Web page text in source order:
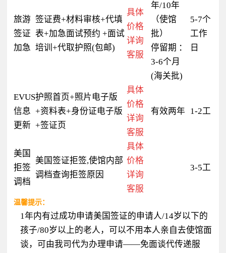
旅游
签证
加急
签证费+材料审核+代填
表+加急面试预约 +面试
培训+代取护照(包邮)
具体
价格
详询
客服
年/10年
（使馆
批）
停留期 ：
3-6个月
(海关批)
5-7个
工作
日
EVUS
信息
更新
护照首页+照片电子版
+资料表+身份证电子版
+签证页
具体
价格
详询
客服
有效两年 1-2工
美国
拒签
调档
美国签证拒签,使馆内部
调档查询拒签原因
具体
价格
详询
客服
3-5工
温馨提示：
1年内有过成功申请美国签证的申请人/14岁以下的
孩子/80岁以上的老人，可以不用本人亲自去使馆面
谈，可由我司代为办理申请——免面谈代传递服